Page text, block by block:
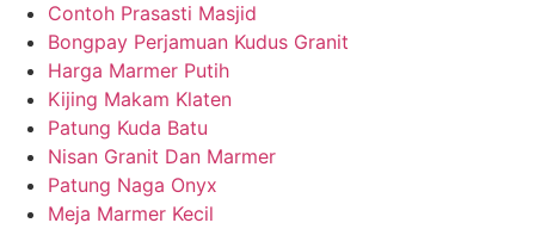
Contoh Prasasti Masjid
Bongpay Perjamuan Kudus Granit
Harga Marmer Putih
Kijing Makam Klaten
Patung Kuda Batu
Nisan Granit Dan Marmer
Patung Naga Onyx
Meja Marmer Kecil